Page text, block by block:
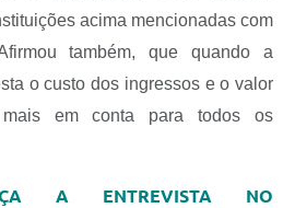
acima mencionadas com
também, que quando a
o custo dos ingressos e o valor
em conta para todos os
A ENTREVISTA NO